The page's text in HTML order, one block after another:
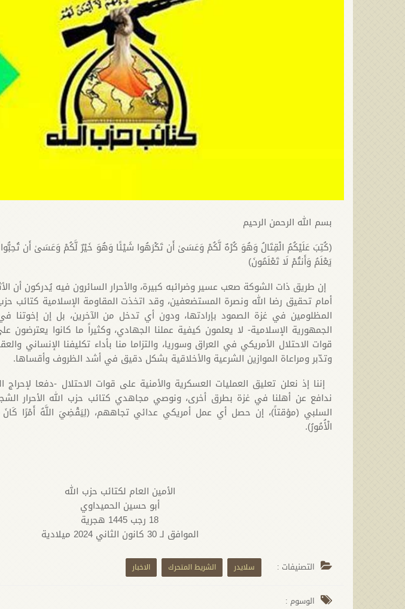
بسم الله الرحمن الرحيم
(كُتِبَ عَلَيْكُمُ الْقِتَالُ وَهُوَ كُرْهٌ لَّكُمْ وَعَسَىٰ أَن تَكْرَهُوا شَيْئًا وَهُوَ خَيْرٌ لَّكُمْ وَعَسَىٰ أَن
يَعْلَمُ وَأَنتُمْ لَا تَعْلَمُونَ)
إن طريق ذات الشوكة صعب عسير وضرائبه كبيرة، والأحرار السائرون فيه يُدركون أن
أمام تحقيق رضا الله ونصرة المستضعفين، وقد اتخذت المقاومة الإسلامية كتائب حزب
المظلومين في غزة الصمود بإرادتها، ودون أي تدخل من الآخرين، بل إن إخوتنا
الجمهورية الإسلامية- لا يعلمون كيفية عملنا الجهادي، وكثيراً ما كانوا
قوات الاحتلال الأمريكي في العراق وسوريا، والتزاما منا بأداء تكليفنا الإنساني
وتدّبر ومراعاة الموازين الشرعية والأخلاقية بشكل دقيق في أشد الظروف وأقساها.
إننا إذ نعلن تعليق العمليات العسكرية والأمنية على قوات الاحتلال -دفعا لإحراج
ندافع عن أهلنا في غزة بطرق أخرى، ونوصي مجاهدي كتائب حزب الله الأحرار
السلبي (مؤقتاً)، إن حصل أي عمل أمريكي عدائي تجاههم، (لِيَقْضِيَ اللَّهُ أَمْرًا كَانَ
الْأُمُورُ).
الأمين العام لكتائب حزب الله
أبو حسين الحميداوي
18 رجب 1445 هجرية
الموافق لـ 30 كانون الثاني 2024 ميلادية
التصنيفات : سلايدر الشريط المتحرك الاخبار
الوسوم :